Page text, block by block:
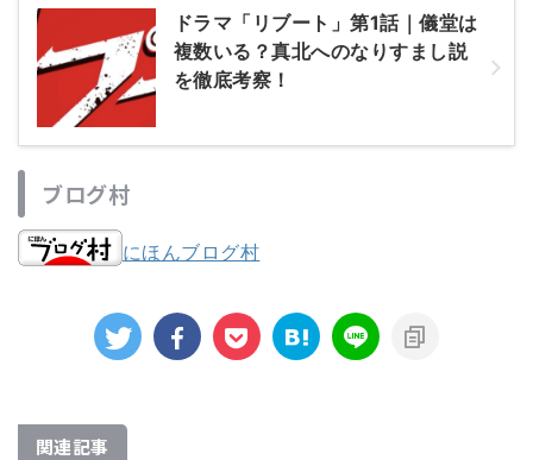
ドラマ「リブート」第1話｜儀堂は
複数いる？真北へのなりすまし説
を徹底考察！
ブログ村
にほんブログ村
関連記事